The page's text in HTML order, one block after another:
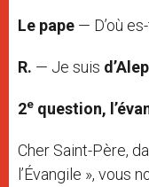
Le pape — D’où
R. — Je suis
2e question,
Cher Saint-Père,
l’Évangile », vous